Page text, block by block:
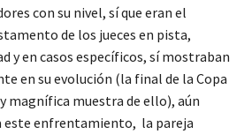
con su nivel, sí que eran el
de los jueces en pista,
y en casos específicos, sí mostraban
en su evolución (la final de la Copa
magnífica muestra de ello), aún
este enfrentamiento, la pareja